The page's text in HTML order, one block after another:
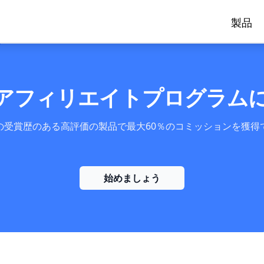
製品
フィリエイトプログラム
賞歴のある高評価の製品で最大60％のコミッションを獲得
始めましょう